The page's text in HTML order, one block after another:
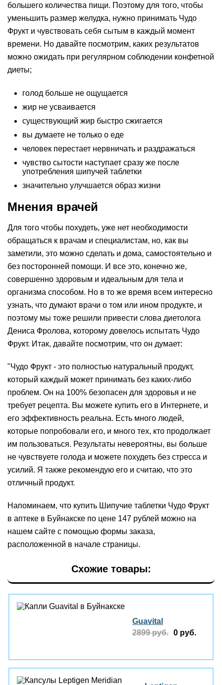
большего количества пищи. Поэтому для того, чтобы
уменьшить размер желудка, нужно принимать Чудо
Фрукт и чувствовать себя сытым в каждый момент
времени. Но давайте посмотрим, каких результатов
можно ожидать при регулярном соблюдении конфетной
диеты;
голод больше не ощущается
жир не усваивается
существующий жир быстро сжигается
вы думаете не только о еде
человек перестает нервничать и раздражаться
чувство сытости наступает сразу же после
употребления шипучей таблетки
значительно улучшается образ жизни
Мнения врачей
Для того чтобы похудеть, уже нет необходимости
обращаться к врачам и специалистам, но, как вы
заметили, это можно сделать и дома, самостоятельно и
без посторонней помощи. И все это, конечно же,
совершенно здоровым и идеальным для тела и
организма способом. Но в то же время всем интересно
узнать, что думают врачи о том или ином продукте, и
поэтому мы тоже решили привести слова диетолога
Дениса Фролова, которому довелось испытать Чудо
Фрукт. Итак, давайте посмотрим, что он думает:
"Чудо Фрукт - это полностью натуральный продукт,
который каждый может принимать без каких-либо
проблем. Он на 100% безопасен для здоровья и не
требует рецепта. Вы можете купить его в Интернете, и
его эффективность реальна. Есть много людей,
которые попробовали его, и много тех, кто продолжает
им пользоваться. Результаты невероятны, вы больше
не чувствуете голода и можете похудеть без стресса и
усилий. Я также рекомендую его и считаю, что это
отличный продукт.
Напоминаем, что купить Шипучие таблетки Чудо Фрукт
в аптеке в Буйнакске по цене 147 рублей можно на
нашем сайте с помощью формы заказа,
расположенной в начале страницы.
Схожие товары:
Guavital
2899 руб. 0 руб.